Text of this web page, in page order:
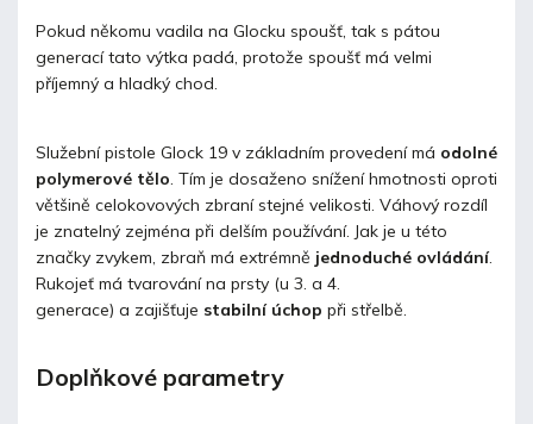
Pokud někomu vadila na Glocku spoušť, tak s pátou
generací tato výtka padá, protože spoušť má velmi
příjemný a hladký chod.
Služební pistole Glock 19 v základním provedení má odolné
polymerové tělo. Tím je dosaženo snížení hmotnosti oproti
většině celokovových zbraní stejné velikosti. Váhový rozdíl
je znatelný zejména při delším používání. Jak je u této
značky zvykem, zbraň má extrémně jednoduché ovládání.
Rukojeť má tvarování na prsty (u 3. a 4.
generace) a zajišťuje stabilní úchop při střelbě.
Doplňkové parametry